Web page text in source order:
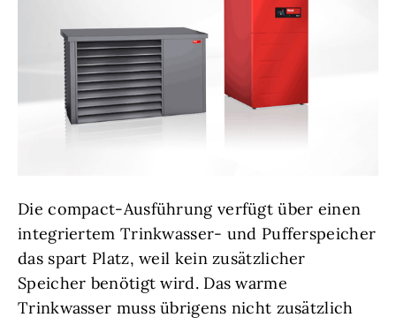
Die compact-Ausführung verfügt über einen
integriertem Trinkwasser- und Pufferspeicher
das spart Platz, weil kein zusätzlicher
Speicher benötigt wird. Das warme
Trinkwasser muss übrigens nicht zusätzlich